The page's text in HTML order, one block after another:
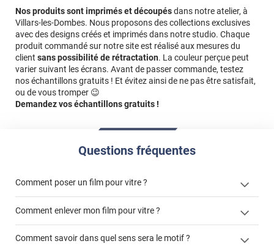
Nos produits sont imprimés et découpésdans notre atelier, à
Villars-les-Dombes. Nous proposons des collections exclusives
avec des designs créés et imprimés dans notre studio. Chaque
produit commandé sur notre site est réalisé aux mesures du
client sans possibilité de rétractation. La couleur perçue peut
varier suivant les écrans. Avant de passer commande, testez
nos échantillons gratuits ! Et évitez ainsi de ne pas être satisfait,
ou de vous tromper 😉
Demandez vos échantillons gratuits !
Questions fréquentes
Comment poser un film pour vitre ?
Comment enlever mon film pour vitre ?
Comment savoir dans quel sens sera le motif ?